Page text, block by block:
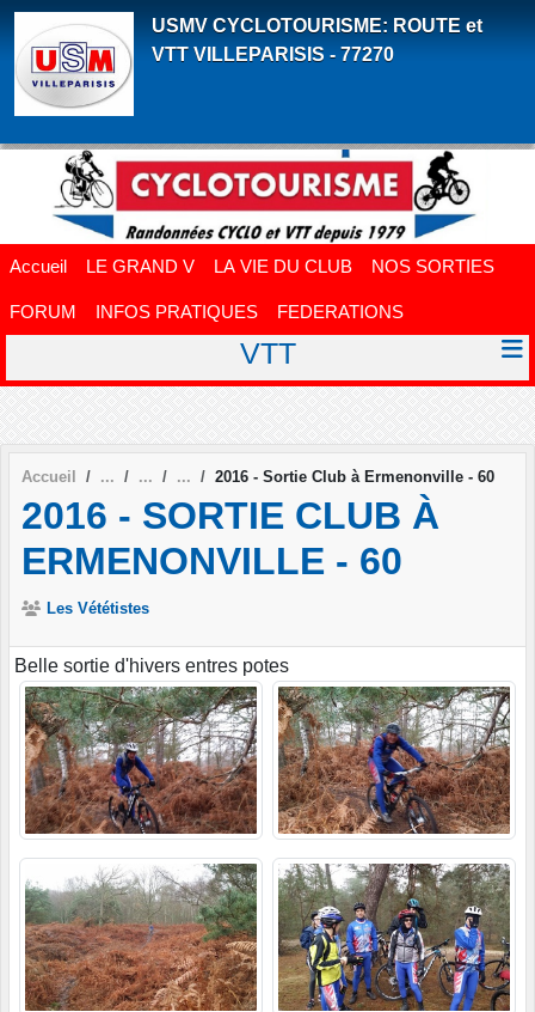
USMV CYCLOTOURISME: ROUTE et
VTT VILLEPARISIS - 77270
Accueil LE GRAND V LA VIE DU CLUB NOS SORTIES
FORUM INFOS PRATIQUES FEDERATIONS
VTT
Accueil 2016 - Sortie Club à Ermenonville - 60
2016 - SORTIE CLUB À
ERMENONVILLE - 60
Les Vététistes
Belle sortie d'hivers entres potes
Panneau de gestion des cookies